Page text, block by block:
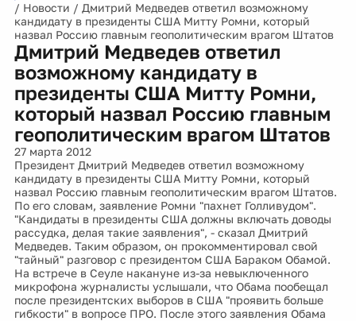
/ Новости / Дмитрий Медведев ответил возможному
кандидату в президенты США Митту Ромни, который
назвал Россию главным геополитическим врагом Штатов
Дмитрий Медведев ответил
возможному кандидату в
президенты США Митту Ромни,
который назвал Россию главным
геополитическим врагом Штатов
27 марта 2012
Президент Дмитрий Медведев ответил возможному
кандидату в президенты США Митту Ромни, который
назвал Россию главным геополитическим врагом Штатов.
По его словам, заявление Ромни "пахнет Голливудом".
"Кандидаты в президенты США должны включать доводы
рассудка, делая такие заявления", - сказал Дмитрий
Медведев. Таким образом, он прокомментировал свой
"тайный" разговор с президентом США Бараком Обамой.
На встрече в Сеуле накануне из-за невыключенного
микрофона журналисты услышали, что Обама пообещал
после президентских выборов в США "проявить больше
гибкости" в вопросе ПРО. После этого заявления Обама